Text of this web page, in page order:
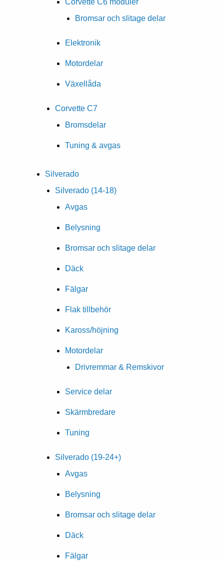
Bromsar och slitage delar
Elektronik
Motordelar
Växellåda
Corvette C7
Bromsdelar
Tuning & avgas
Silverado
Silverado (14-18)
Avgas
Belysning
Bromsar och slitage delar
Däck
Fälgar
Flak tillbehör
Kaross/höjning
Motordelar
Drivremmar & Remskivor
Service delar
Skärmbredare
Tuning
Silverado (19-24+)
Avgas
Belysning
Bromsar och slitage delar
Däck
Fälgar